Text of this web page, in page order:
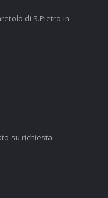
di S.Pietro in
su richiesta